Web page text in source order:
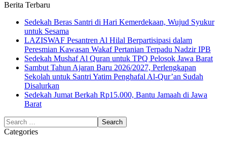
Berita Terbaru
Sedekah Beras Santri di Hari Kemerdekaan, Wujud Syukur
untuk Sesama
LAZISWAF Pesantren Al Hilal Berpartisipasi dalam
Peresmian Kawasan Wakaf Pertanian Terpadu Nadzir IPB
Sedekah Mushaf Al Quran untuk TPQ Pelosok Jawa Barat
Sambut Tahun Ajaran Baru 2026/2027, Perlengkapan
Sekolah untuk Santri Yatim Penghafal Al-Qur’an Sudah
Disalurkan
Sedekah Jumat Berkah Rp15.000, Bantu Jamaah di Jawa
Barat
Categories